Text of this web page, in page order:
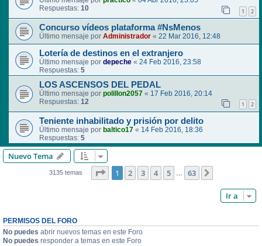
Respuestas: 10 1 2
Concurso vídeos plataforma #NsMenos
Último mensaje por Administrador « 22 Mar 2016, 12:48
Lotería de destinos en el extranjero
Último mensaje por depeche « 24 Feb 2016, 23:58
Respuestas: 5
LOS ASCENSOS DEL PEDAL
Último mensaje por polillon2057 « 17 Feb 2016, 20:14
Respuestas: 12 1 2
Teniente inhabilitado y prisión por delito
Último mensaje por baltico17 « 14 Feb 2016, 18:36
Respuestas: 5
Nuevo Tema
3135 temas Página de 63
1 2 3 4 5 63
Ir a
PERMISOS DEL FORO
No puedes abrir nuevos temas en este Foro
No puedes responder a temas en este Foro